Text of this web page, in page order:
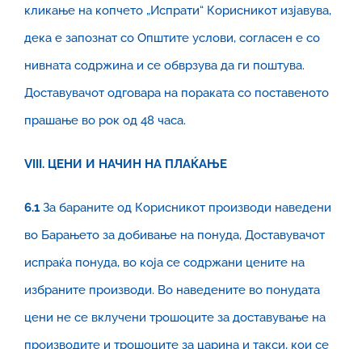
кликање на копчето „Испрати“ Корисникот изјавува,
дека е запознат со Општите услови, согласен е со
нивната содржина и се обврзува да ги поштува.
Доставувачот одговара на пораката со поставеното
прашање во рок од 48 часа.
VIII. ЦЕНИ И НАЧИН НА ПЛАЌАЊЕ
6.1 За бараните од Корисникот производи наведени
во Барањето за добивање на понуда, Доставувачот
испраќа понуда, во која се содржани цените на
избраните производи. Во наведените во понудата
цени не се вклучени трошоците за доставување на
производите и трошоците за царина и такси, кои се